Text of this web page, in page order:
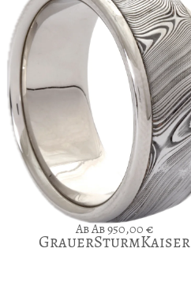
Ab950,00€
GrauerSturmKaiser